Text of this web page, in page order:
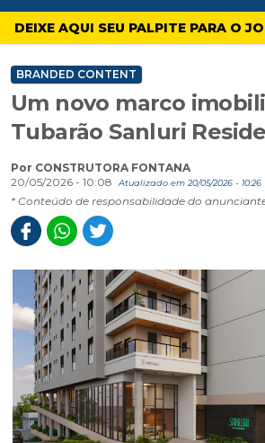
4oito
DEIXE AQUI SEU PALPITE PARA O
BRANDED CONTENT
Um novo marco
Tubarão Sanluri
Por CONSTRUTORA FONTANA
20/05/2026 - 10:08
Atualizado em 20/05/2026 - 10:26
* Conteúdo de responsabilidade do